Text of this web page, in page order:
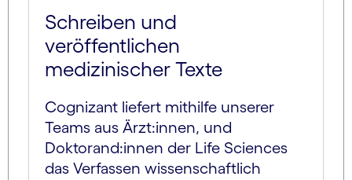
Schreiben und
veröffentlichen
medizinischer Texte
Cognizant liefert mithilfe unserer
Teams aus Ärzt:innen, und
Doktorand:innen der Life Sciences
das Verfassen wissenschaftlich